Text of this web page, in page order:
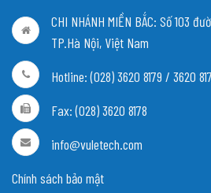
CHI NHÁNH MIỀN BẮC: Số 103
TP.Hà Nội, Việt Nam
Hotline: (028) 3620 8179 / 3620
Fax: (028) 3620 8178
info@vuletech.com
Chính sách bảo mật